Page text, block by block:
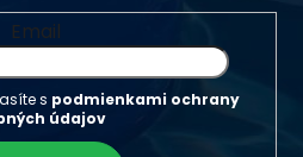
Email
s podmienkami ochrany
údajov